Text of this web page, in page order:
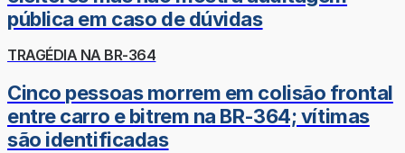
pública em caso de dúvidas
TRAGÉDIA NA BR-364
Cinco pessoas morrem em colisão frontal
entre carro e bitrem na BR-364; vítimas
são identificadas